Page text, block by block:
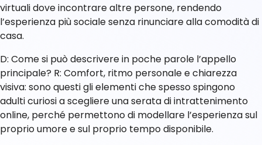
virtuali dove incontrare altre persone, rendendo
l’esperienza più sociale senza rinunciare alla comodità di
casa.
D: Come si può descrivere in poche parole l’appello
principale? R: Comfort, ritmo personale e chiarezza
visiva: sono questi gli elementi che spesso spingono
adulti curiosi a scegliere una serata di intrattenimento
online, perché permettono di modellare l’esperienza sul
proprio umore e sul proprio tempo disponibile.